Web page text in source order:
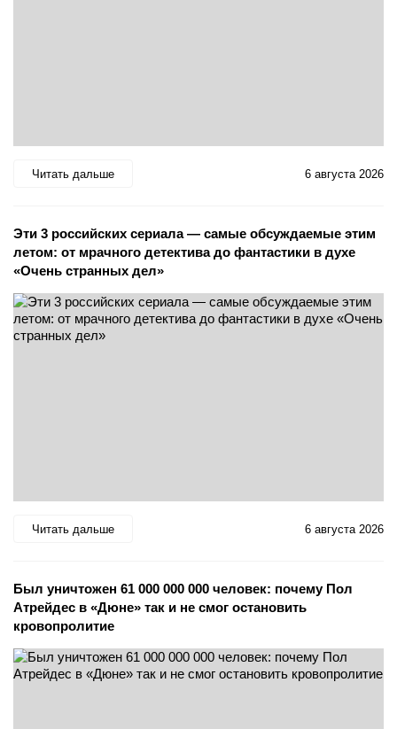
Читать дальше 6 августа 2026
Эти 3 российских сериала — самые обсуждаемые этим
летом: от мрачного детектива до фантастики в духе
«Очень странных дел»
Читать дальше 6 августа 2026
Был уничтожен 61 000 000 000 человек: почему Пол
Атрейдес в «Дюне» так и не смог остановить
кровопролитие